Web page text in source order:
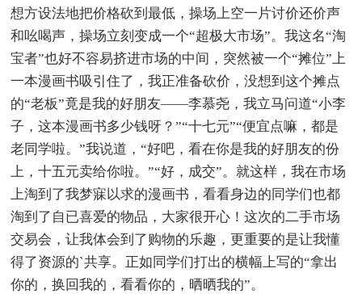
想方设法地把价格砍到最低，操场上空一片讨价还价声
和吆喝声，操场立刻变成一个“超极大市场”。我这名“淘
宝者”也好不容易挤进市场的中间，突然被一个“摊位”上
一本漫画书吸引住了，我正准备砍价，没想到这个摊点
的“老板”竟是我的好朋友——李慕尧，我立马问道“小李
子，这本漫画书多少钱呀？”“十七元”“便宜点嘛，都是
老同学啦。”我说道，“好吧，看在你是我的好朋友的份
上，十五元卖给你啦。”“好，成交”。就这样，我在市场
上淘到了我梦寐以求的漫画书，看看身边的同学们也都
淘到了自已喜爱的物品，大家很开心！这次的二手市场
交易会，让我体会到了购物的乐趣，更重要的是让我懂
得了资源的`共享。正如同学们打出的横幅上写的“拿出
你的，换回我的，看看你的，晒晒我的”。